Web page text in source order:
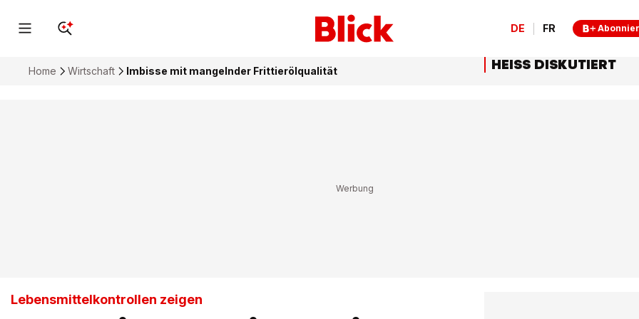
DE FR
Home Wirtschaft Imbisse mit mangelnder Frittierölqualität
Lebensmittelkontrollen zeigen
HEISS DISKUTIERT